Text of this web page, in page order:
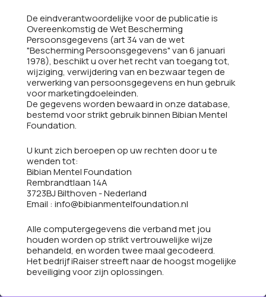
De eindverantwoordelijke voor de publicatie is
Overeenkomstig de Wet Bescherming
Persoonsgegevens (art 34 van de wet
"Bescherming Persoonsgegevens" van 6 januari
1978), beschikt u over het recht van toegang tot,
wijziging, verwijdering van en bezwaar tegen de
verwerking van persoonsgegevens en hun gebruik
voor marketingdoeleinden.
De gegevens worden bewaard in onze database,
bestemd voor strikt gebruik binnen Bibian Mentel
Foundation.
U kunt zich beroepen op uw rechten door u te
wenden tot:
Bibian Mentel Foundation
Rembrandtlaan 14A
3723BJ Bilthoven - Nederland
Email : info@bibianmentelfoundation.nl
Alle computergegevens die verband met jou
houden worden op strikt vertrouwelijke wijze
behandeld, en worden twee maal gecodeerd.
Het bedrijf iRaiser streeft naar de hoogst mogelijke
beveiliging voor zijn oplossingen.